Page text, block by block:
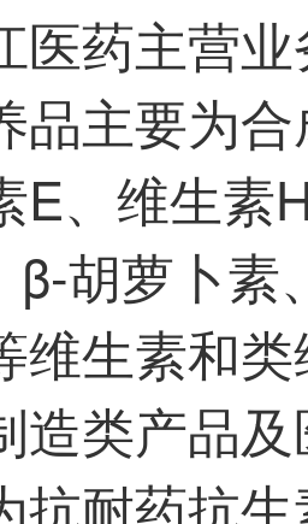
医药主营
品主要为
E、维生素
β-胡萝卜素
维生素和
造类产品
抗耐药抗